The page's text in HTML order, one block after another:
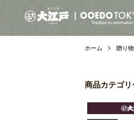
ホーム 贈り
商品カテゴリ